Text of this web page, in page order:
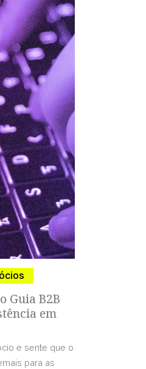
Guia B2B
em
e sente que o
para as